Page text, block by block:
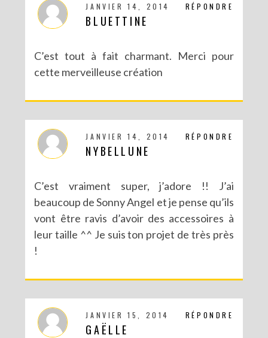
RÉPONDRE
JANVIER 14, 2014
BLUETTINE
C’est tout à fait charmant. Merci pour
cette merveilleuse création
RÉPONDRE
JANVIER 14, 2014
NYBELLUNE
C’est vraiment super, j’adore !! J’ai
beaucoup de Sonny Angel et je pense qu’ils
vont être ravis d’avoir des accessoires à
leur taille ^^ Je suis ton projet de très près
!
RÉPONDRE
JANVIER 15, 2014
GAËLLE